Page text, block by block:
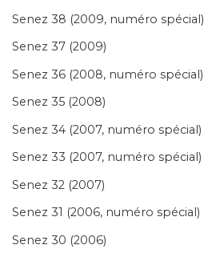
Senez 38 (2009, numéro spécial)
Senez 37 (2009)
Senez 36 (2008, numéro spécial)
Senez 35 (2008)
Senez 34 (2007, numéro spécial)
Senez 33 (2007, numéro spécial)
Senez 32 (2007)
Senez 31 (2006, numéro spécial)
Senez 30 (2006)